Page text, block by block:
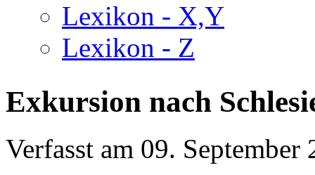
Lexikon - X,Y
Lexikon - Z
Exkursion nach
Verfasst am 09. September